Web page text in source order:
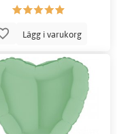
Lägg i varukorg